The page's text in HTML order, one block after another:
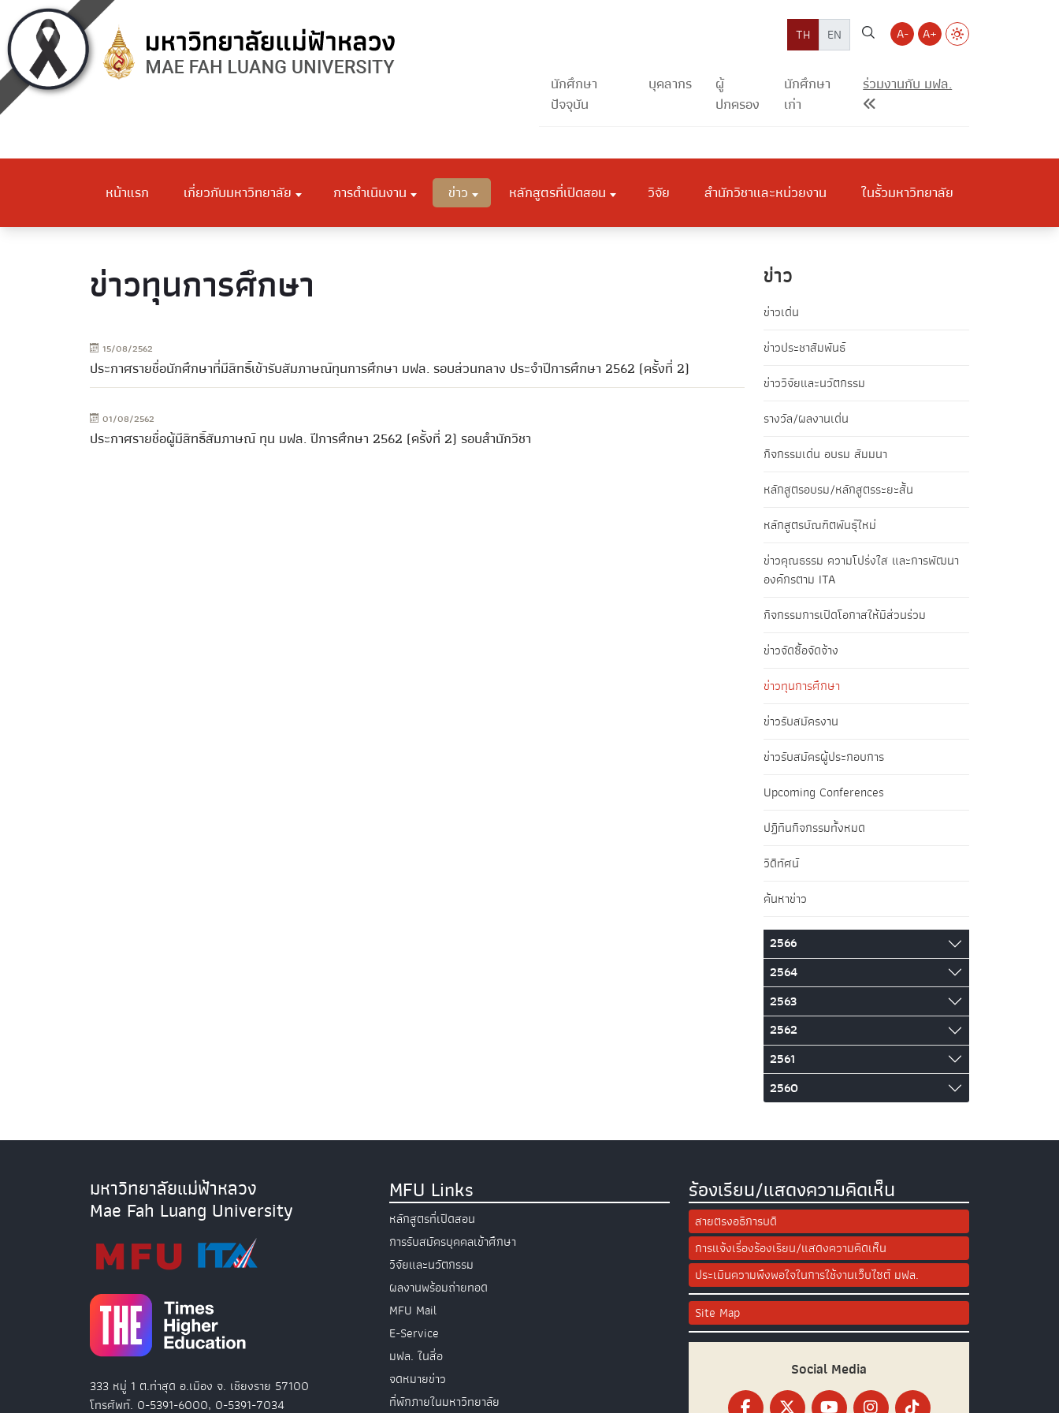
TH EN A- A+
นักศึกษา
ปัจจุบัน
บุคลากร
ผู้
ปกครอง
นักศึกษา
เก่า
ร่วมงานกับ มฟล.
หน้าแรก เกี่ยวกับมหาวิทยาลัย การดำเนินงาน ข่าว หลักสูตรที่เปิดสอน วิจัย สำนักวิชาและหน่วยงาน ในรั้วมหาวิทยาลัย
ข่าวทุนการศึกษา
15/08/2562
ประกาศรายชื่อนักศึกษาที่มีสิทธิ์เข้ารับสัมภาษณ์ทุนการศึกษา มฟล. รอบส่วนกลาง ประจำปีการศึกษา 2562 (ครั้งที่ 2)
01/08/2562
ประกาศรายชื่อผู้มีสิทธิ์สัมภาษณ์ ทุน มฟล. ปีการศึกษา 2562 (ครั้งที่ 2) รอบสำนักวิชา
ข่าว
ข่าวเด่น
ข่าวประชาสัมพันธ์
ข่าววิจัยและนวัตกรรม
รางวัล/ผลงานเด่น
กิจกรรมเด่น อบรม สัมมนา
หลักสูตรอบรม/หลักสูตรระยะสั้น
หลักสูตรบัณฑิตพันธุ์ใหม่
ข่าวคุณธรรม ความโปร่งใส และการพัฒนา
องค์กรตาม ITA
กิจกรรมการเปิดโอกาสให้มีส่วนร่วม
ข่าวจัดซื้อจัดจ้าง
ข่าวทุนการศึกษา
ข่าวรับสมัครงาน
ข่าวรับสมัครผู้ประกอบการ
Upcoming Conferences
ปฏิทินกิจกรรมทั้งหมด
วิดีทัศน์
ค้นหาข่าว
2566
2564
2563
2562
2561
2560
มหาวิทยาลัยแม่ฟ้าหลวง
Mae Fah Luang University
333 หมู่ 1 ต.ท่าสุด อ.เมือง จ. เชียงราย 57100
โทรศัพท์. 0-5391-6000, 0-5391-7034
MFU Links
หลักสูตรที่เปิดสอน
การรับสมัครบุคคลเข้าศึกษา
วิจัยและนวัตกรรม
ผลงานพร้อมถ่ายทอด
MFU Mail
E-Service
มฟล. ในสื่อ
จดหมายข่าว
ที่พักภายในมหาวิทยาลัย
ร้องเรียน/แสดงความคิดเห็น
สายตรงอธิการบดี
การแจ้งเรื่องร้องเรียน/แสดงความคิดเห็น
ประเมินความพึงพอใจในการใช้งานเว็บไซต์ มฟล.
Site Map
Social Media